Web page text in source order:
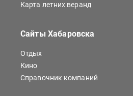
Карта летних веранд
Сайты Хабаровска
Отдых
Кино
Справочник компаний